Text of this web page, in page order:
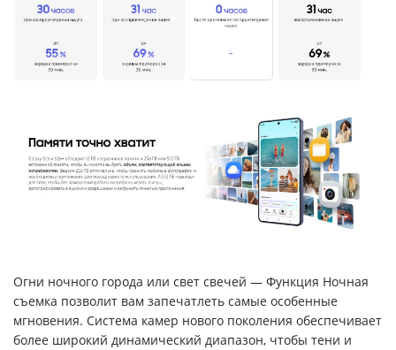
Огни ночного города или свет свечей — Функция Ночная
съемка позволит вам запечатлеть самые особенные
мгновения. Система камер нового поколения обеспечивает
более широкий динамический диапазон, чтобы тени и